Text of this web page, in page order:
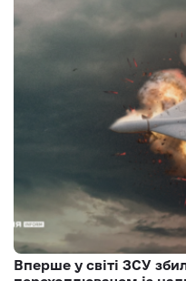
Вперше у світі ЗСУ